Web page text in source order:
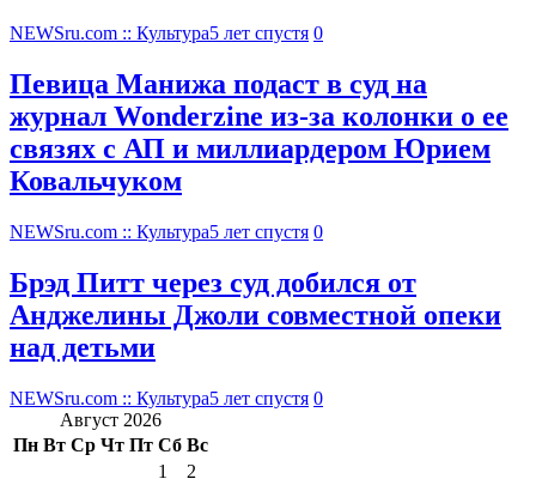
NEWSru.com :: Культура5 лет спустя 0
Певица Манижа подаст в суд на
журнал Wonderzine из-за колонки о ее
связях с АП и миллиардером Юрием
Ковальчуком
NEWSru.com :: Культура5 лет спустя 0
Брэд Питт через суд добился от
Анджелины Джоли совместной опеки
над детьми
NEWSru.com :: Культура5 лет спустя 0
Август 2026
Пн Вт Ср Чт Пт Сб Вс
1
2